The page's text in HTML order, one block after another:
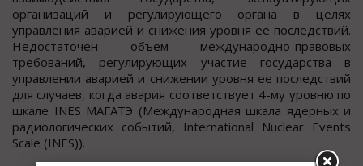
организаций и регулирующего органа в целях
управления аварией и снижения уровня ее последствий.
Недостаточен объем международно-правовых
требований, регулирующих участие государства в
управлении аварией и снижении уровня ее последствий
для случаев, когда авария соответствует 4-му уровню по
шкале INES МАГАТЭ (Международная шкала ядерных и
радиологических событий, International Nuclear Events
Scale (INES)).